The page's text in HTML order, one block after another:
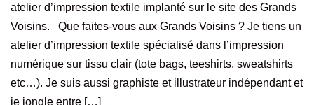
atelier d’impression textile implanté sur le site des Grands
Voisins. Que faites-vous aux Grands Voisins ? Je tiens un
atelier d’impression textile spécialisé dans l’impression
numérique sur tissu clair (tote bags, teeshirts, sweatshirts
etc…). Je suis aussi graphiste et illustrateur indépendant et
je jongle entre […]